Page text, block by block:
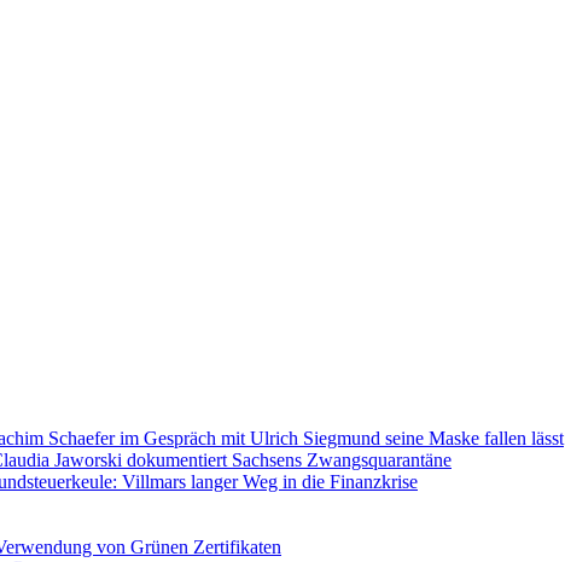
Schaefer im Gespräch mit Ulrich Siegmund seine Maske fallen lässt
Jaworski dokumentiert Sachsens Zwangsquarantäne
Villmars langer Weg in die Finanzkrise
von Grünen Zertifikaten